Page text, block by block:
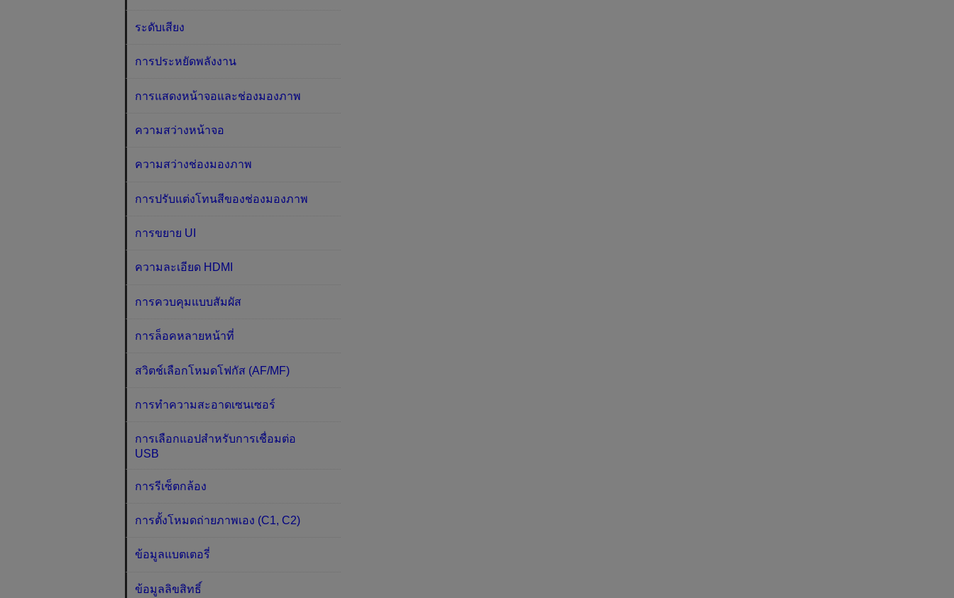
ระดับเสียง
การประหยัดพลังงาน
การแสดงหน้าจอและช่องมองภาพ
ความสว่างหน้าจอ
ความสว่างช่องมองภาพ
การปรับแต่งโทนสีของช่องมองภาพ
การขยาย UI
ความละเอียด HDMI
การควบคุมแบบสัมผัส
การล็อคหลายหน้าที่
สวิตช์เลือกโหมดโฟกัส (AF/MF)
การทำความสะอาดเซนเซอร์
การเลือกแอปสำหรับการเชื่อมต่อ
USB
การรีเซ็ตกล้อง
การตั้งโหมดถ่ายภาพเอง (C1, C2)
ข้อมูลแบตเตอรี่
ข้อมูลลิขสิทธิ์